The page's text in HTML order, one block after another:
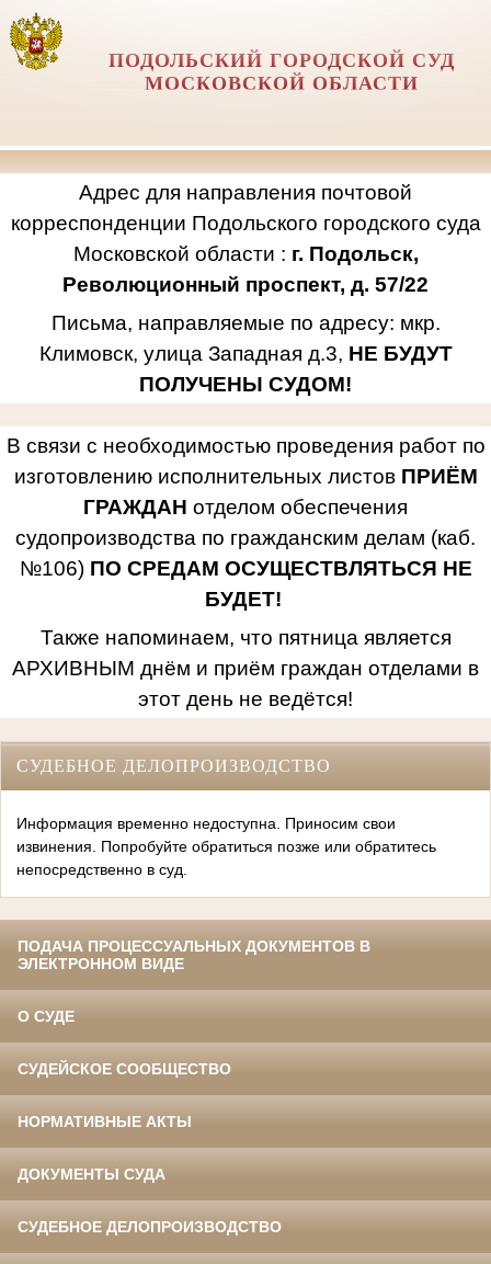
ПОДОЛЬСКИЙ ГОРОДСКОЙ СУД
МОСКОВСКОЙ ОБЛАСТИ
Адрес для направления почтовой
корреспонденции Подольского городского суда
Московской области : г. Подольск,
Революционный проспект, д. 57/22
Письма, направляемые по адресу: мкр.
Климовск, улица Западная д.3, НЕ БУДУТ
ПОЛУЧЕНЫ СУДОМ!
В связи с необходимостью проведения работ по
изготовлению исполнительных листов ПРИЁМ
ГРАЖДАН отделом обеспечения
судопроизводства по гражданским делам (каб.
№106) ПО СРЕДАМ ОСУЩЕСТВЛЯТЬСЯ НЕ
БУДЕТ!
Также напоминаем, что пятница является
АРХИВНЫМ днём и приём граждан отделами в
этот день не ведётся!
СУДЕБНОЕ ДЕЛОПРОИЗВОДСТВО
Информация временно недоступна. Приносим свои
извинения. Попробуйте обратиться позже или обратитесь
непосредственно в суд.
ПОДАЧА ПРОЦЕССУАЛЬНЫХ ДОКУМЕНТОВ В
ЭЛЕКТРОННОМ ВИДЕ
О СУДЕ
СУДЕЙСКОЕ СООБЩЕСТВО
НОРМАТИВНЫЕ АКТЫ
ДОКУМЕНТЫ СУДА
СУДЕБНОЕ ДЕЛОПРОИЗВОДСТВО